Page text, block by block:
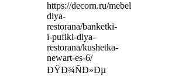
https://decorn.ru/mebel-
dlya-
restorana/banketki-
i-pufiki-dlya-
restorana/kushetka-
newart-es-6/
ÐŸÐ¾ÑÐ»Ðµ